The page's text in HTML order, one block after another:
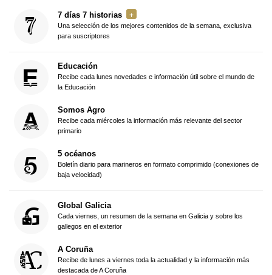
7 días 7 historias
Una selección de los mejores contenidos de la semana, exclusiva
para suscriptores
Educación
Recibe cada lunes novedades e información útil sobre el mundo de
la Educación
Somos Agro
Recibe cada miércoles la información más relevante del sector
primario
5 océanos
Boletín diario para marineros en formato comprimido (conexiones de
baja velocidad)
Global Galicia
Cada viernes, un resumen de la semana en Galicia y sobre los
gallegos en el exterior
A Coruña
Recibe de lunes a viernes toda la actualidad y la información más
destacada de A Coruña